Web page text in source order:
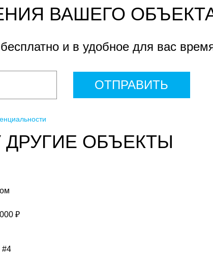
ВАШЕГО
бесплатно и в удобное для вас
ОТПРАВИТЬ
ОБЪЕКТЫ
₽